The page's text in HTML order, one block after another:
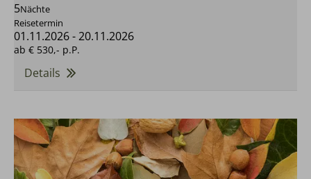
5Nächte
Reisetermin
01.11.2026-20.11.2026
ab € 530,- p.P.
Details